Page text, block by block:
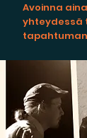
Avoinna
yhteydessä